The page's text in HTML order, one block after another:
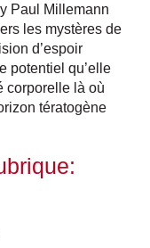
Paul Millemann
les mystères de
d’espoir
potentiel qu’elle
corporelle là où
tératogène